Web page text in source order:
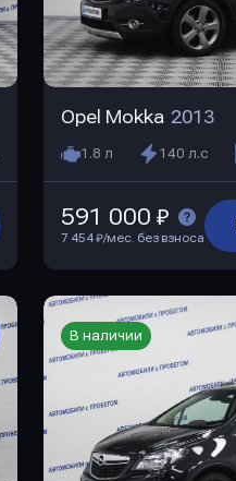
Opel Mokka 2013
1.8 л 140 л.с
591 000 ₽
7 454 ₽/мес. без взноса
В наличии